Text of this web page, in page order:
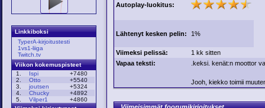
Linkkiboksi
TyperA-kirjoitustesti
1vs1-liiga
Twitch.tv
Viikon kokemuspisteet
1.
Ispi
+7480
2.
Otto
+5540
3.
joutsen
+5324
4.
Chucky
+4892
5.
Vilper1
+4860
Autoplay-luokitus:
Lähtenyt kesken pelin: 1%
Viimeksi pelissä:
1 kk sitten
Vapaa teksti:
.keksi. kenät:n moottor
Jooh, kiekko toimii